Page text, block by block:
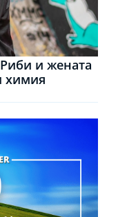
и жената
химия